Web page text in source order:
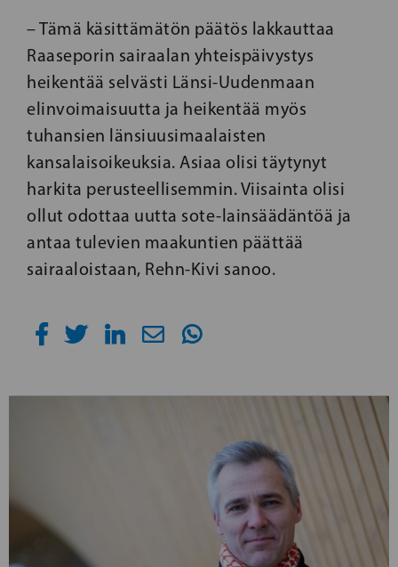
– Tämä käsittämätön päätös lakkauttaa
Raaseporin sairaalan yhteispäivystys
heikentää selvästi Länsi-Uudenmaan
elinvoimaisuutta ja heikentää myös
tuhansien länsiuusimaalaisten
kansalaisoikeuksia. Asiaa olisi täytynyt
harkita perusteellisemmin. Viisainta olisi
ollut odottaa uutta sote-lainsäädäntöä ja
antaa tulevien maakuntien päättää
sairaaloistaan, Rehn-Kivi sanoo.